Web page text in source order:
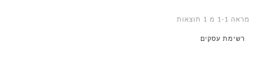
מראה 1-1 מ 1 תוצאות
רשימת עסקים